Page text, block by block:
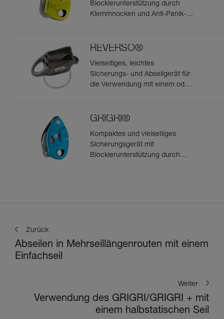
Blockierunterstützung durch
Klemmnocken und Anti-Panik-
REVERSO®
Vielseitiges, leichtes
Sicherungs- und Abseilgerät für
die Verwendung mit einem oder
vom Standplatz aus geeignet ist
GRIGRI®
Kompaktes und vielseitiges
Sicherungsgerät mit
Blockierunterstützung durch
Zurück
Abseilen in Mehrseillängenrouten mit einem
Einfachseil
Weiter
Verwendung des GRIGRI/GRIGRI + mit
einem halbstatischen Seil